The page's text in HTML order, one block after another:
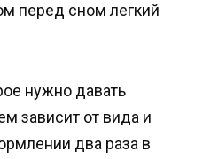
перед сном легкий
нужно давать
зависит от вида и
два раза в